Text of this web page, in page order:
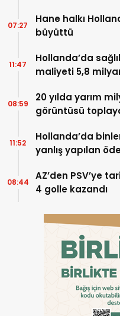
Hane halkı
büyüttü
07:27
Hollanda’da
maliyeti 5,8
11:47
20 yılda yarım
görüntüsü
08:59
Hollanda’da
yanlış yapılan
11:52
AZ’den PSV’ye
4 golle kazandı
08:44